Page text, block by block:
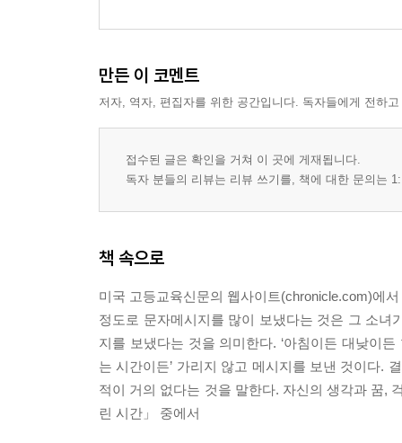
만든 이 코멘트
저자, 역자, 편집자를 위한 공간입니다. 독자들에게 전하
접수된 글은 확인을 거쳐 이 곳에 게재됩니다.
독자 분들의 리뷰는 리뷰 쓰기를, 책에 대한 문의는
책 속으로
미국 고등교육신문의 웹사이트(chronicle.com)에
정도로 문자메시지를 많이 보냈다는 것은 그 소녀
지를 보냈다는 것을 의미한다. ‘아침이든 대낮이
는 시간이든’ 가리지 않고 메시지를 보낸 것이다.
적이 거의 없다는 것을 말한다. 자신의 생각과 꿈,
린 시간」 중에서